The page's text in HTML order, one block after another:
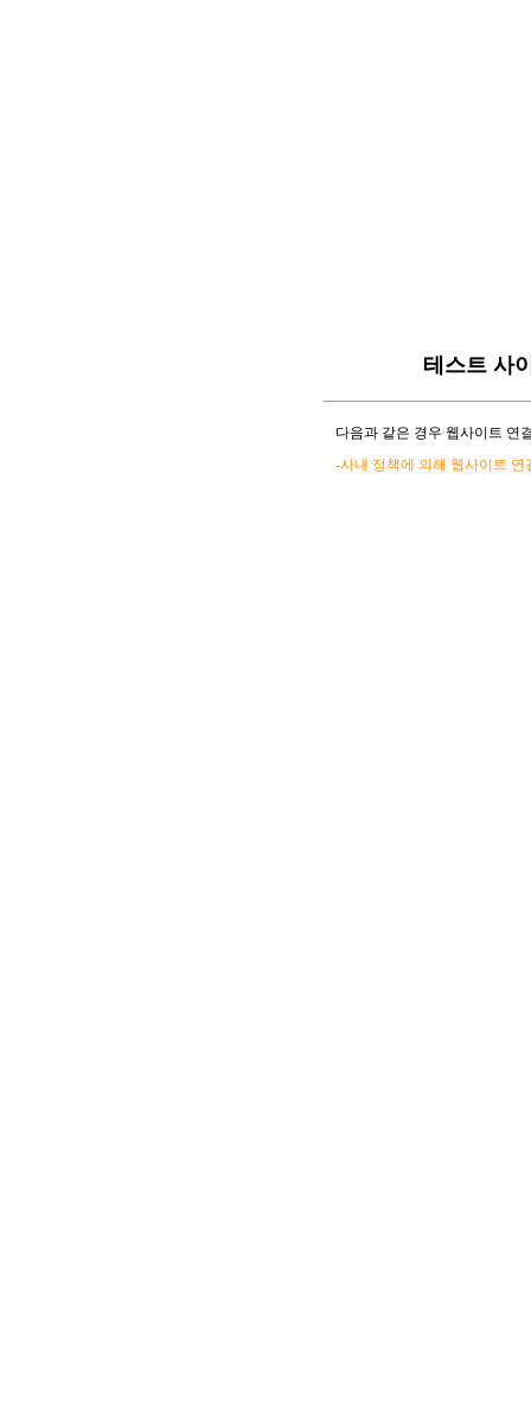
테스트 사
다음과 같은 경우 웹사이트 연
-사내 정책에 의해 웹사이트